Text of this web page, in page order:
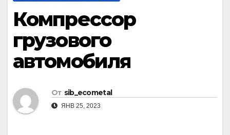
Компрессор
грузового
автомобиля
От sib_ecometal
ЯНВ 25, 2023